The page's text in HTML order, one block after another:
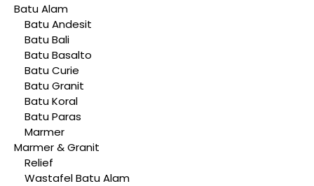
Batu Alam
Batu Andesit
Batu Bali
Batu Basalto
Batu Curie
Batu Granit
Batu Koral
Batu Paras
Marmer
Marmer & Granit
Relief
Wastafel Batu Alam